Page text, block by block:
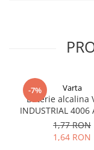
Deep Cycle -
Tractiune
Marine & Caravan
Pachete acumulatori
-7% Varta
Baterie alcalina
INDUSTRIAL 4006
1.5V bulk
1,77 RON
1,64 RON